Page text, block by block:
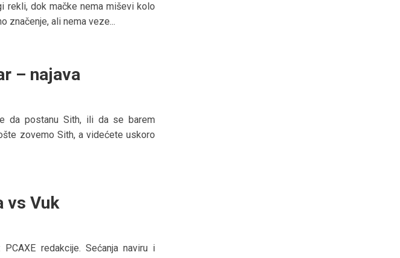
dok mačke nema miševi kolo
značenje, ali nema veze...
– najava
da postanu Sith, ili da se barem
zovemo Sith, a videćete uskoro
vs Vuk
redakcije. Sećanja naviru i